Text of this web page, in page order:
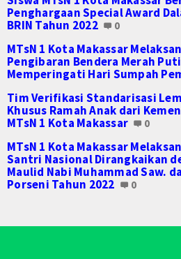
Penghargaan Special Award
BRIN Tahun 2022
0
MTsN 1 Kota Makassar
Pengibaran Bendera Merah
Memperingati Hari Sumpah
Tim Verifikasi Standarisasi
Khusus Ramah Anak dari
MTsN 1 Kota Makassar
0
MTsN 1 Kota Makassar
Santri Nasional Dirangkaikan
Maulid Nabi Muhammad Saw.
Porseni Tahun 2022
0